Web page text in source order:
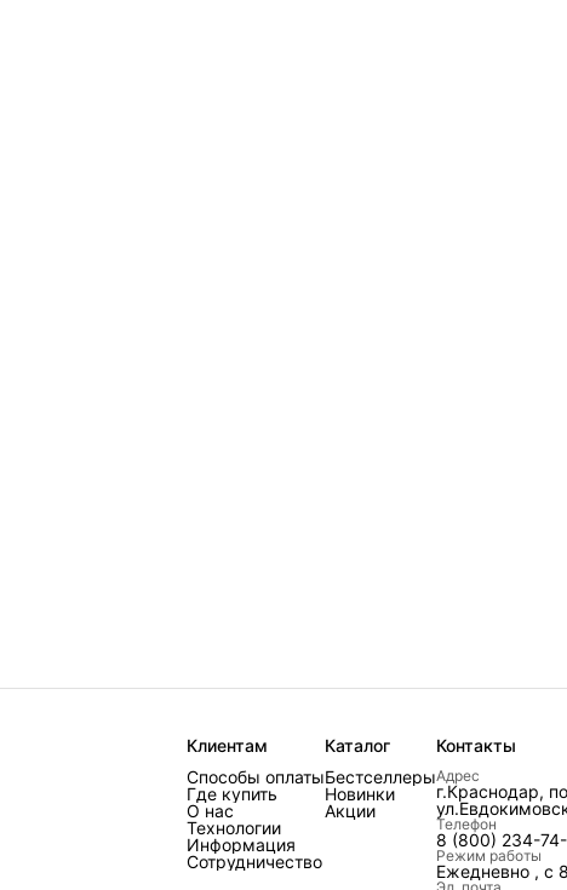
Клиентам
Способы оплаты
Где купить
О нас
Технологии
Информация
Сотрудничество
Каталог
Бестселлеры
Новинки
Акции
Контакты
Адрес
г.Краснодар,
Телефон
8 (800) 234-
Режим работы
Ежедневно , с